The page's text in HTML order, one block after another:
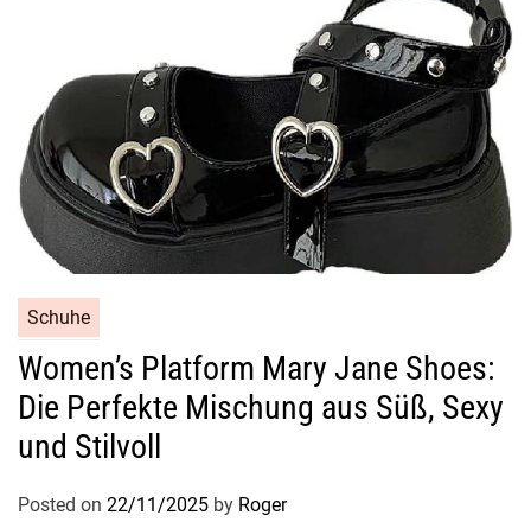
Schuhe
Women’s Platform Mary Jane Shoes:
Die Perfekte Mischung aus Süß, Sexy
und Stilvoll
Posted on 22/11/2025 by Roger